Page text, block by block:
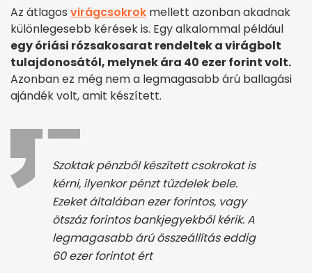
Az átlagos virágcsokrok mellett azonban akadnak
különlegesebb kérések is. Egy alkalommal például
egy óriási rózsakosarat rendeltek a virágbolt
tulajdonosától, melynek ára 40 ezer forint volt.
Azonban ez még nem a legmagasabb árú ballagási
ajándék volt, amit készített.
Szoktak pénzből készített csokrokat is
kérni, ilyenkor pénzt tűzdelek bele.
Ezeket általában ezer forintos, vagy
ötszáz forintos bankjegyekből kérik. A
legmagasabb árú összeállítás eddig
60 ezer forintot ért